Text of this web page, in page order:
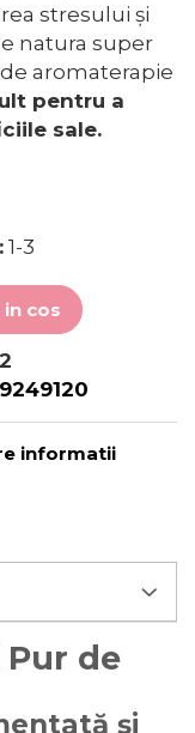
stresului și
natura super
aromaterapie
pentru a
sale.
1-3
cos
informatii
Pur de
și